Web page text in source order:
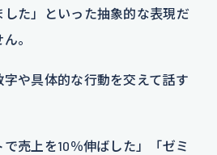
た」といった抽象的な表現だ
。
や具体的な行動を交えて話す
売上を10％伸ばした」「ゼミ